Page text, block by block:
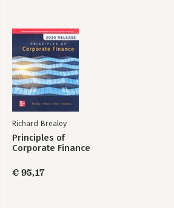
Richard Brealey
Principles of
Corporate Finance
€ 95,17